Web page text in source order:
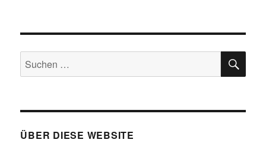
das
Ehrenamtssiegel
Suchen
nach:
ÜBER DIESE WEBSITE